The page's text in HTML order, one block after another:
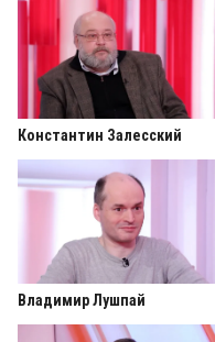
Константин Залесский
Владимир Лушпай